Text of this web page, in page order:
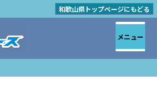
和歌山県トップページにもどる
メニュー